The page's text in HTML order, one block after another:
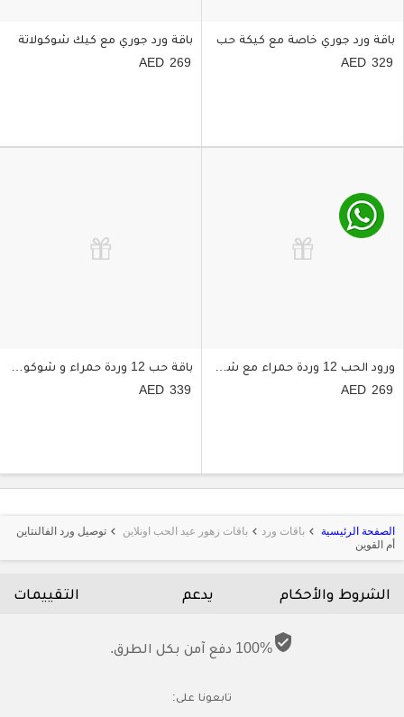
باقة ورد جوري خاصة مع كيكة حب
329
باقة ورد جوري مع كيك شوكولاتة
269
ورود الحب 12 وردة حمراء مع شوكولاتة
269
339
الصفحة الرئيسية keyboard_arrow_left باقات ورد keyboard_arrow_left باقات زهور عيد الحب اونلاين keyboard_arrow_left توصيل ورد الفالنتاين
أم القوين
الشروط والأحكام يدعم التقييمات
verified_user100% دفع آمن بكل الطرق.
تابعونا على: